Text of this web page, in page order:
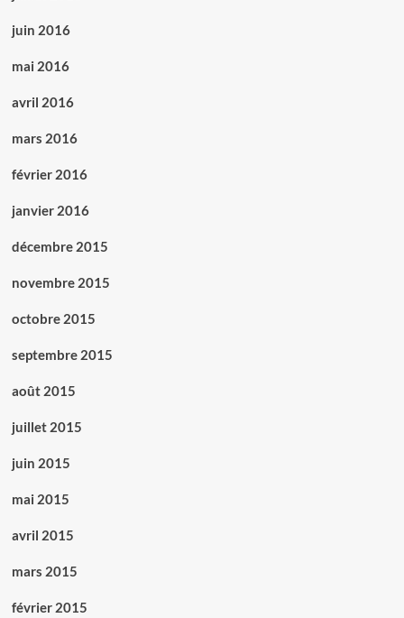
juin 2016
mai 2016
avril 2016
mars 2016
février 2016
janvier 2016
décembre 2015
novembre 2015
octobre 2015
septembre 2015
août 2015
juillet 2015
juin 2015
mai 2015
avril 2015
mars 2015
février 2015